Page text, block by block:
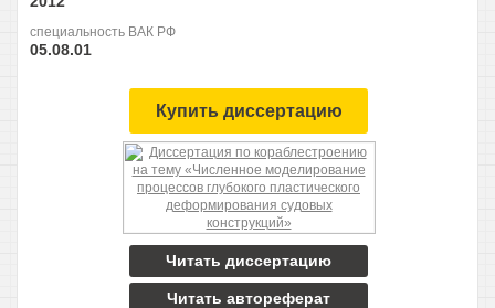
специальность ВАК РФ
05.08.01
Купить диссертацию
Читать диссертацию
Читать автореферат